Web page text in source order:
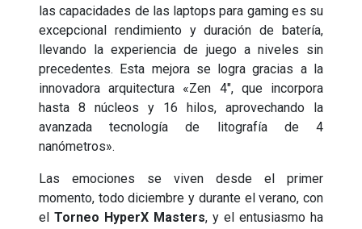
las capacidades de las laptops para gaming es su
excepcional rendimiento y duración de batería,
llevando la experiencia de juego a niveles sin
precedentes. Esta mejora se logra gracias a la
innovadora arquitectura «Zen 4″, que incorpora
hasta 8 núcleos y 16 hilos, aprovechando la
avanzada tecnología de litografía de 4
nanómetros».
Las emociones se viven desde el primer
momento, todo diciembre y durante el verano, con
el Torneo HyperX Masters, y el entusiasmo ha